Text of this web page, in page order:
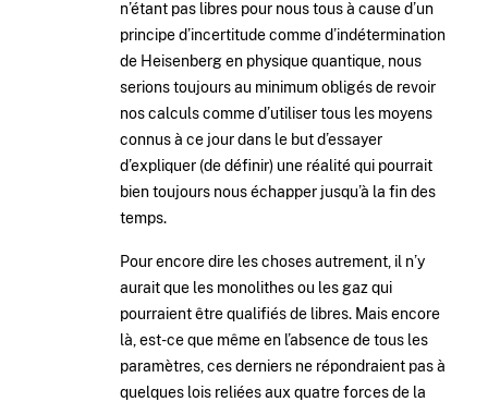
n’étant pas libres pour nous tous à cause d’un
principe d’incertitude comme d’indétermination
de Heisenberg en physique quantique, nous
serions toujours au minimum obligés de revoir
nos calculs comme d’utiliser tous les moyens
connus à ce jour dans le but d’essayer
d’expliquer (de définir) une réalité qui pourrait
bien toujours nous échapper jusqu’à la fin des
temps.
Pour encore dire les choses autrement, il n’y
aurait que les monolithes ou les gaz qui
pourraient être qualifiés de libres. Mais encore
là, est-ce que même en l’absence de tous les
paramètres, ces derniers ne répondraient pas à
quelques lois reliées aux quatre forces de la